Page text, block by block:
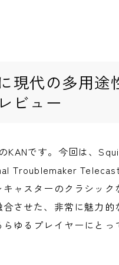
現代の多用途
ビュー
KANです。今回は、
Troublemaker
ャスターのクラシッ
させた、非常に魅力的
ゆるプレイヤーにとっ